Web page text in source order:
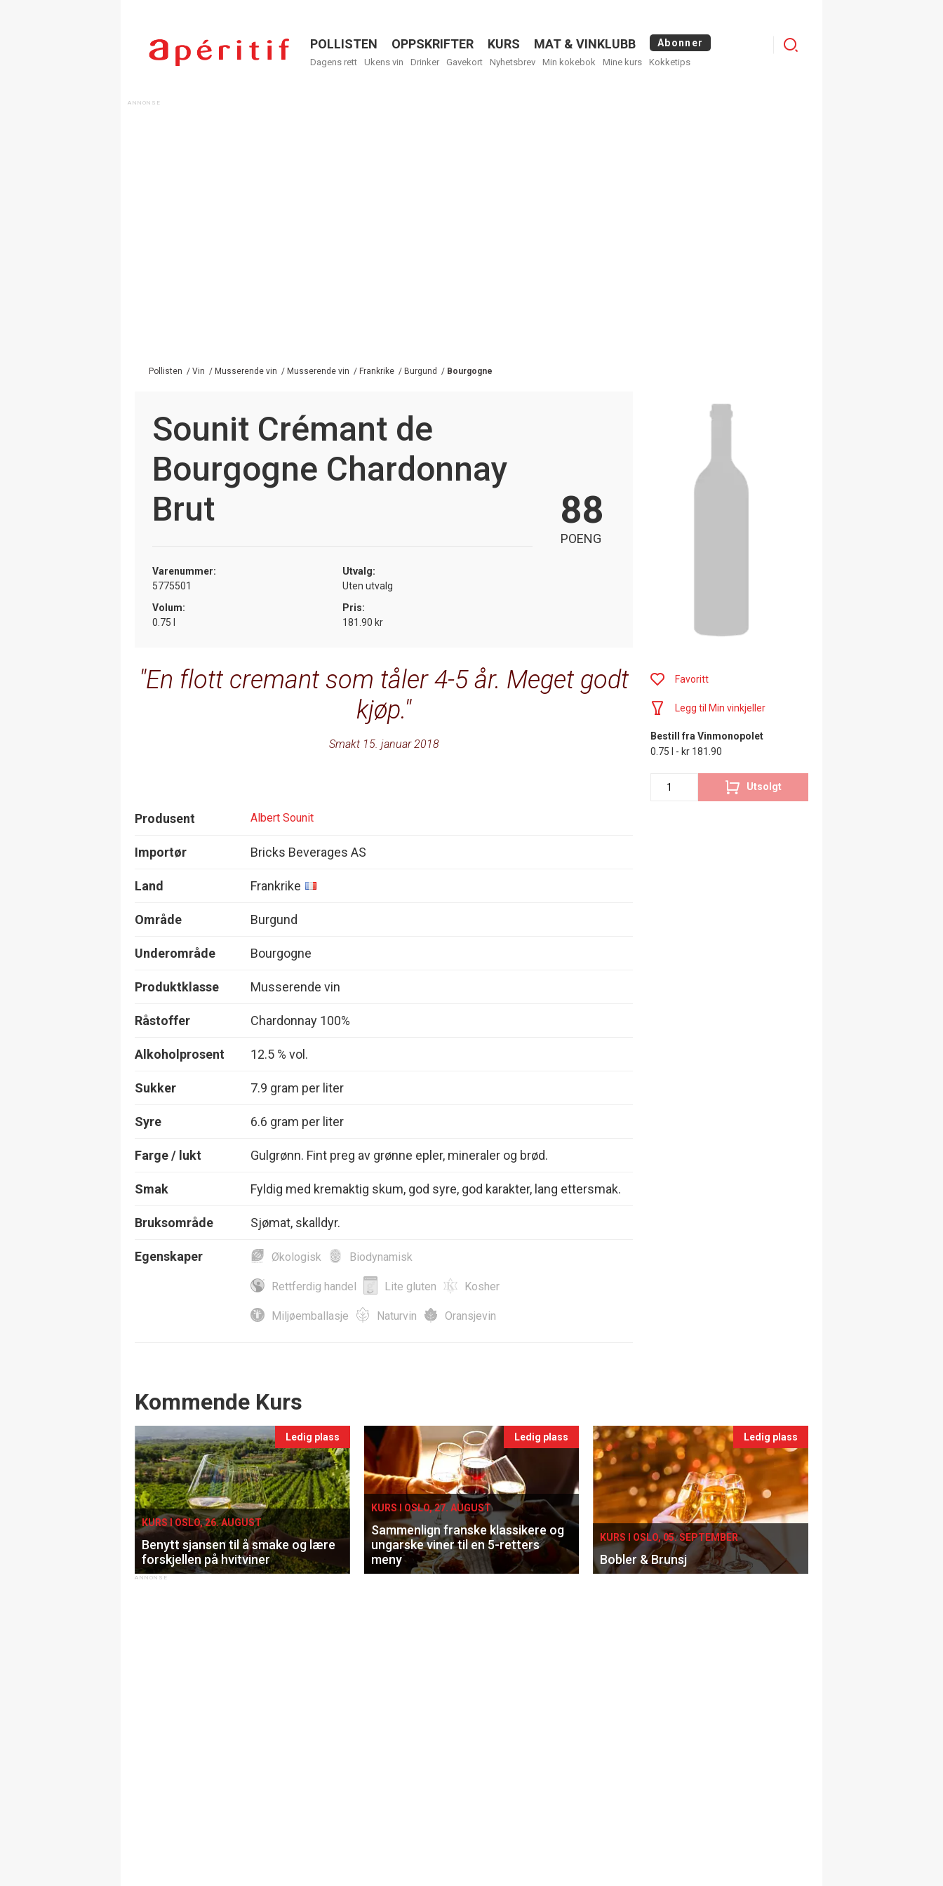
Menu
POLLISTEN OPPSKRIFTER KURS MAT & VINKLUBB Abonner
Dagens rett Ukens vin Drinker Gavekort Nyhetsbrev Min kokebok Mine kurs Kokketips
Menu
Pollisten / Vin / Musserende vin / Musserende vin / Frankrike / Burgund / Bourgogne
Sounit Crémant de
Bourgogne Chardonnay
Brut
Varenummer:
5775501
Utvalg:
Uten utvalg
Volum:
0.75 l
Pris:
181.90 kr
88
POENG
En flott cremant som tåler 4-5 år. Meget godt
kjøp.
Smakt 15. januar 2018
Produsent Albert Sounit
Importør Bricks Beverages AS
Land Frankrike
Område Burgund
Underområde Bourgogne
Produktklasse Musserende vin
Råstoffer Chardonnay 100%
Alkoholprosent 12.5 % vol.
Sukker 7.9 gram per liter
Syre 6.6 gram per liter
Farge / lukt Gulgrønn. Fint preg av grønne epler, mineraler og brød.
Smak Fyldig med kremaktig skum, god syre, god karakter, lang ettersmak.
Bruksområde Sjømat, skalldyr.
Egenskaper Økologisk Biodynamisk
Rettferdig handel Lite gluten Kosher
Miljøemballasje Naturvin Oransjevin
Favoritt
Legg til Min vinkjeller
Bestill fra Vinmonopolet
0.75 l - kr 181.90
Utsolgt
Events
Kommende Kurs
Ledig plass
KURS I OSLO, 26. AUGUST
Benytt sjansen til å smake og lære
forskjellen på hvitviner
Ledig plass
KURS I OSLO, 27. AUGUST
Sammenlign franske klassikere og
ungarske viner til en 5-retters
meny
Ledig plass
KURS I OSLO, 05. SEPTEMBER
Bobler & Brunsj